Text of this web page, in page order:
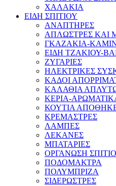
ΧΑΛΑΚΙΑ
ΕΙΔΗ ΣΠΙΤΙΟΥ
ΑΝΑΠΤΗΡΕΣ
ΑΠΛΩΣΤΡΕΣ ΚΑΙ
ΓΚΑΖΑΚΙΑ-
ΕΙΔΗ ΤΖΑΚΙΟΥ-
ΖΥΓΑΡΙΕΣ
ΗΛΕΚΤΡΙΚΕΣ
ΚΑΔΟΙ
ΚΑΛΑΘΙΑ
ΚΕΡΙΑ-
ΚΟΥΤΙΑ
ΚΡΕΜΑΣΤΡΕΣ
ΛΑΜΠΕΣ
ΛΕΚΑΝΕΣ
ΜΠΑΤΑΡΙΕΣ
ΟΡΓΑΝΩΣΗ
ΠΟΔΟΜΑΚΤΡΑ
ΠΟΛΥΜΠΡΙΖΑ
ΣΙΔΕΡΩΣΤΡΕΣ